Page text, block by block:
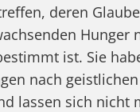
deren
Hunger
ist. Sie
nach geistlichen
lassen sich nicht